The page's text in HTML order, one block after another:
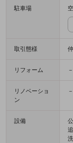
駐車場
取引態様
リフォーム －
リノベーショ
ン
－
設備